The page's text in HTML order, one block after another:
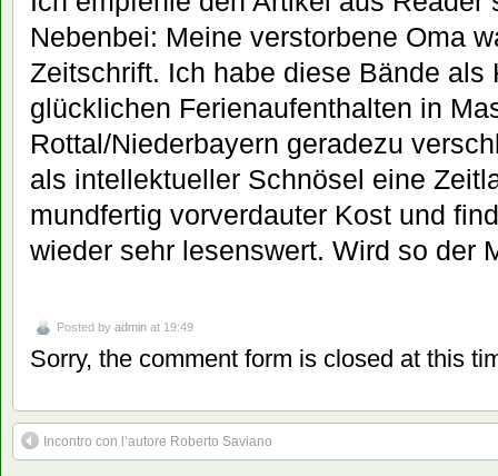
Nebenbei: Meine verstorbene Oma
Zeitschrift. Ich habe diese Bände als
glücklichen Ferienaufenthalten in
Rottal/Niederbayern geradezu
als intellektueller Schnösel eine
mundfertig vorverdauter Kost und
wieder sehr lesenswert. Wird so der
Posted by admin at 19:49
Sorry, the comment form is closed at this
Incontro con l’autore Roberto Saviano